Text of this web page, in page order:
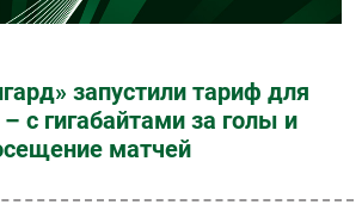
запустили тариф для
с гигабайтами за голы и
матчей